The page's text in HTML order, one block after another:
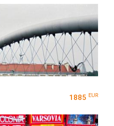
1885 EUR